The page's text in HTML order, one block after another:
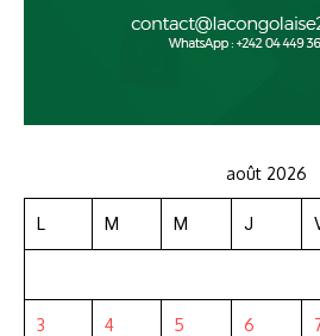
août 2026
L M M J
3 4 5 6